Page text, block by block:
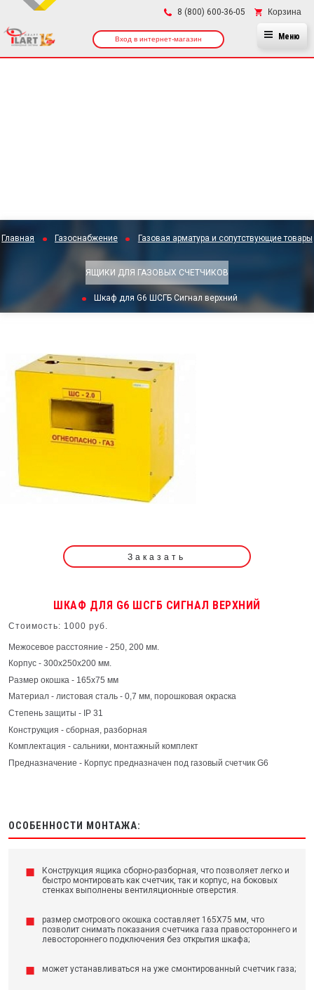
8 (800) 600-36-05 Корзина
Вход в интернет-магазин Меню
Главная Газоснабжение Газовая арматура и сопутствующие товары
ЯЩИКИ ДЛЯ ГАЗОВЫХ СЧЕТЧИКОВ
Шкаф для G6 ШСГБ Сигнал верхний
Заказать
ШКАФ ДЛЯ G6 ШСГБ СИГНАЛ ВЕРХНИЙ
Стоимость: 1000 руб.
Межосевое расстояние - 250, 200 мм.
Корпус - 300x250x200 мм.
Размер окошка - 165х75 мм
Материал - листовая сталь - 0,7 мм, порошковая окраска
Степень защиты - IP 31
Конструкция - сборная, разборная
Комплектация - сальники, монтажный комплект
Предназначение - Корпус предназначен под газовый счетчик G6
ОСОБЕННОСТИ МОНТАЖА:
Конструкция ящика сборно-разборная, что позволяет легко и
быстро монтировать как счетчик, так и корпус, на боковых
стенках выполнены вентиляционные отверстия.
размер смотрового окошка составляет 165Х75 мм, что
позволит снимать показания счетчика газа правостороннего и
левостороннего подключения без открытия шкафа;
может устанавливаться на уже смонтированный счетчик газа;
×